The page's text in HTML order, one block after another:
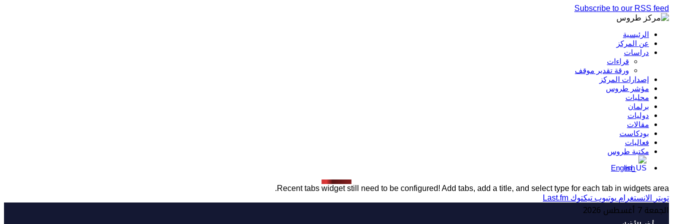
Subscribe to our RSS feed
الرئيسية
عن المركز
دراسات
قراءات
ورقة تقدير موقف
إصدارات المركز
مؤشر طروس
محليات
برلمان
دوليات
مقالات
بودكاست
فعاليات
مكتبة طروس
English
Recent tabs widget still need to be configured! Add tabs, add a title, and select type for each tab in widgets area.
تويتر
الانستغرام يوتيوب تيكتوك Last.fm
الجمعة 7 أغسطس 2026